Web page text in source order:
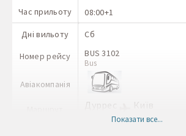
Час прильоту
08:00+1
Дні вильоту
Номер рейсу
Авіакомпанія
Сб
BUS 3102
Bus
Дуррес Київ
IEV
Показати все...